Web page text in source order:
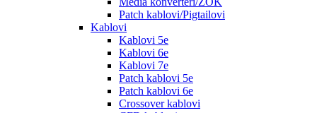
Patch kablovi/Pigtailovi
Kablovi
Kablovi 5e
Kablovi 6e
Kablovi 7e
Patch kablovi 5e
Patch kablovi 6e
Crossover kablovi